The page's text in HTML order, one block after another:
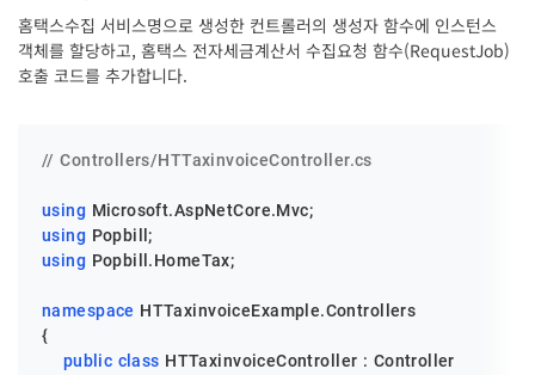
홈택스수집 서비스명으로 생성한 컨트롤러의 생성자 함수에 인스턴스
객체를 할당하고, 홈택스 전자세금계산서 수집요청 함수(RequestJob)
호출 코드를 추가합니다.
// Controllers/HTTaxinvoiceController.cs
using
using
using Popbill.HomeTax;
namespace HTTaxinvoiceExample.Controllers
{
public class HTTaxinvoiceController : Controller